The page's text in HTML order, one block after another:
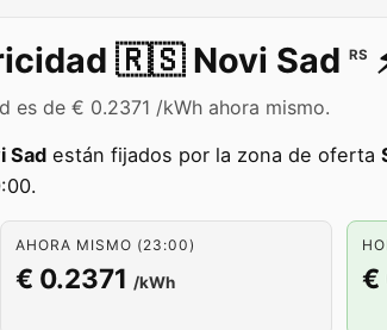
🇷🇸 Novi Sad RS
es de € 0.2371 /kWh ahora mismo.
Sad están fijados por la zona de oferta
AHORA MISMO (23:00)
€ 0.2371 /kWh €